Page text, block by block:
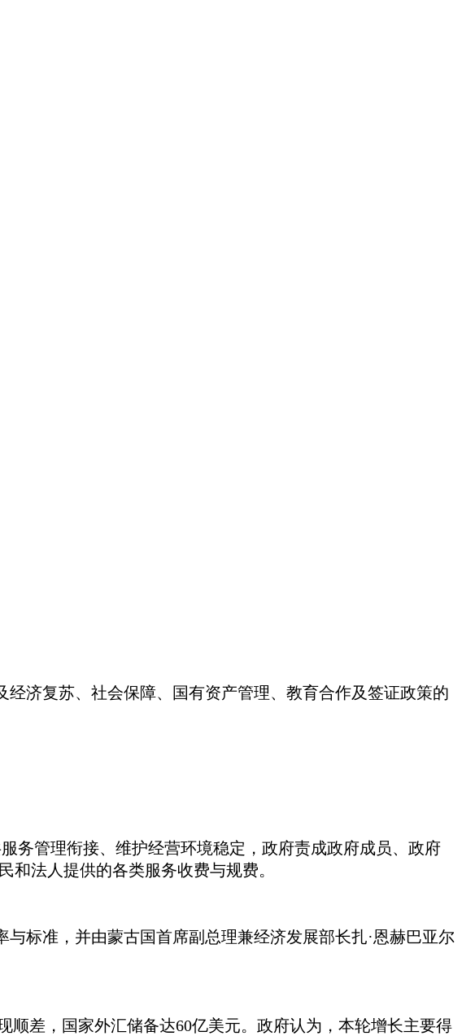
经济复苏、社会保障、国有资产管理、教育合作及签证政策的
务管理衔接、维护经营环境稳定，政府责成政府成员、政府
和法人提供的各类服务收费与规费。
与标准，并由蒙古国首席副总理兼经济发展部长扎·恩赫巴亚尔
顺差，国家外汇储备达60亿美元。政府认为，本轮增长主要得